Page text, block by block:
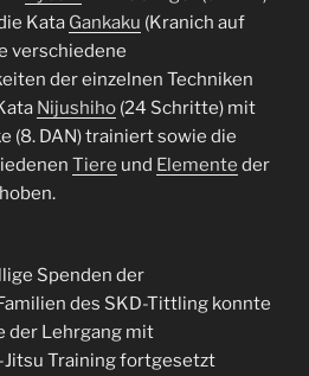
Kata Gankaku (Kranich auf
verschiedene
der einzelnen Techniken
Nijushiho (24 Schritte) mit
(8. DAN) trainiert sowie die
Tiere und Elemente der
Spenden der
des SKD-Tittling konnte
der Lehrgang mit
-Jitsu Training fortgesetzt